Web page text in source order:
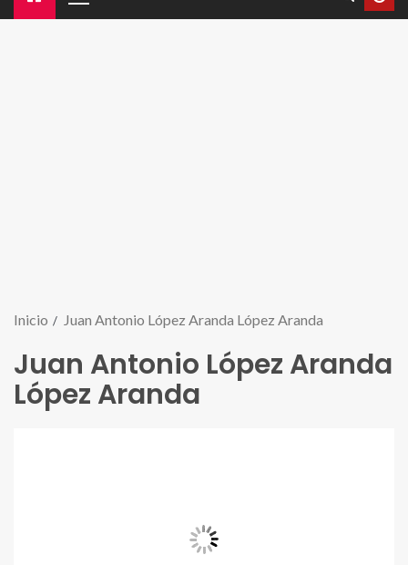
Inicio Juan Antonio López Aranda López Aranda
Juan Antonio López Aranda
López Aranda